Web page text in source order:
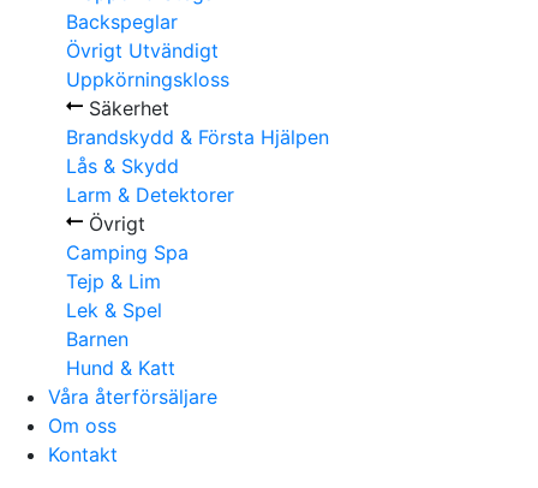
Backspeglar
Övrigt Utvändigt
Uppkörningskloss
Säkerhet
Brandskydd & Första Hjälpen
Lås & Skydd
Larm & Detektorer
Övrigt
Camping Spa
Tejp & Lim
Lek & Spel
Barnen
Hund & Katt
Våra återförsäljare
Om oss
Kontakt